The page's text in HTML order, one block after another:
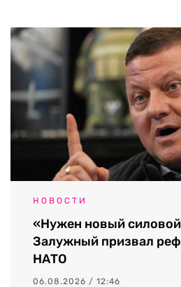
НОВОСТИ
«Нужен новый
Залужный призвал
НАТО
06.08.2026 / 12:46